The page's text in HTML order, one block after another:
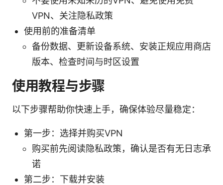
VPN、关注隐私政策
使用前的准备清单
备份数据、更新设备系统、安装正规应用商店
版本、检查时间与时区设置
使用教程与步骤
以下步骤帮助你快速上手，确保体验尽量稳定：
第一步：选择并购买VPN
购买前先阅读隐私政策，确认是否有无日志承
诺
第二步：下载并安装